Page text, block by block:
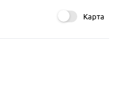
Карта